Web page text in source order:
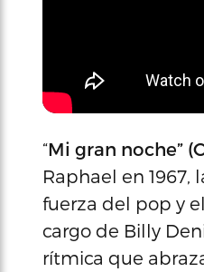
“Mi gran noche”
Raphael en
fuerza del pop y
cargo de Billy
rítmica que